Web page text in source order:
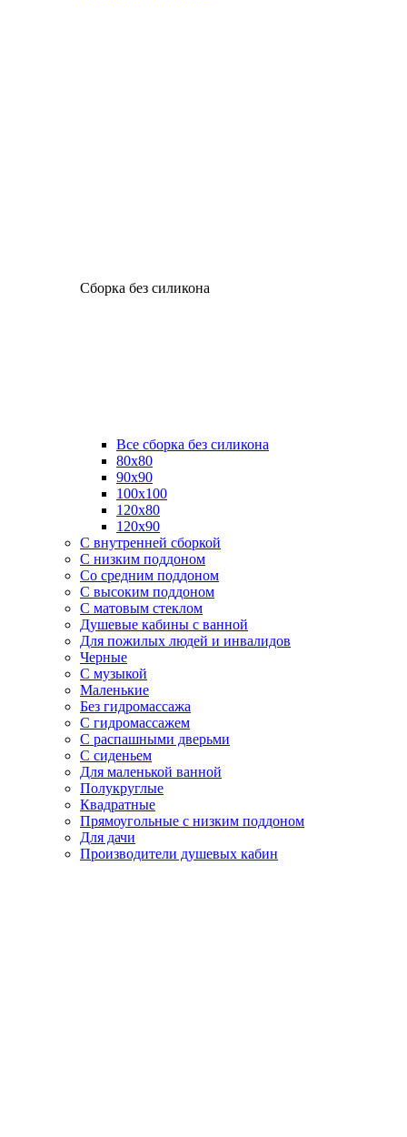
Сборка без силикона
Все сборка без силикона
80х80
90х90
100х100
120х80
120х90
С внутренней сборкой
C низким поддоном
Со средним поддоном
С высоким поддоном
С матовым стеклом
Душевые кабины с ванной
Для пожилых людей и инвалидов
Черные
С музыкой
Маленькие
Без гидромассажа
С гидромассажем
С распашными дверьми
С сиденьем
Для маленькой ванной
Полукруглые
Квадратные
Прямоугольные с низким поддоном
Для дачи
Производители душевых кабин